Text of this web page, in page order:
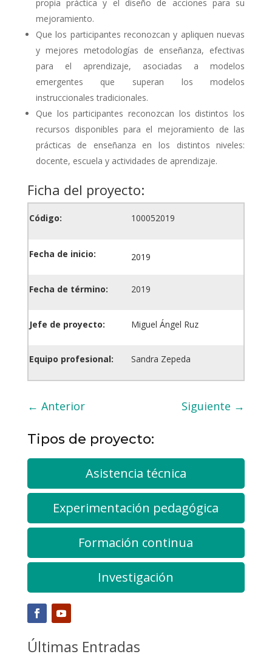
propia práctica y el diseño de acciones para su
mejoramiento.
Que los participantes reconozcan y apliquen nuevas
y mejores metodologías de enseñanza, efectivas
para el aprendizaje, asociadas a modelos
emergentes que superan los modelos
instruccionales tradicionales.
Que los participantes reconozcan los distintos los
recursos disponibles para el mejoramiento de las
prácticas de enseñanza en los distintos niveles:
docente, escuela y actividades de aprendizaje.
Ficha del proyecto:
Código: 100052019
Fecha de inicio: 2019
Fecha de término: 2019
Jefe de proyecto: Miguel Ángel Ruz
Equipo profesional: Sandra Zepeda
← Anterior Siguiente →
Tipos de proyecto:
Asistencia técnica
Experimentación pedagógica
Formación continua
Investigación
Últimas Entradas